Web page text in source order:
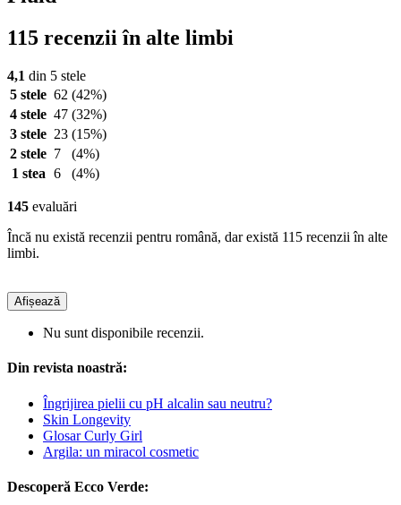
115 recenzii în alte limbi
4,1 din 5 stele
5 stele 62 (42%)
4 stele 47 (32%)
3 stele 23 (15%)
2 stele 7
(4%)
1 stea 6 (4%)
145 evaluări
Încă nu există recenzii pentru română, dar există 115 recenzii în alte
limbi.
Afișează
Nu sunt disponibile recenzii.
Din revista noastră:
Îngrijirea pielii cu pH alcalin sau neutru?
Skin Longevity
Glosar Curly Girl
Argila: un miracol cosmetic
Descoperă Ecco Verde: